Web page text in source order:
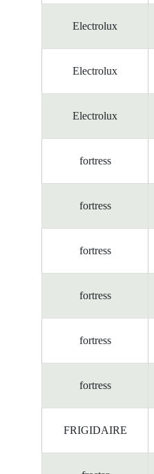
Electrolux
Electrolux
Electrolux
fortress
fortress
fortress
fortress
fortress
fortress
FRIGIDAIRE